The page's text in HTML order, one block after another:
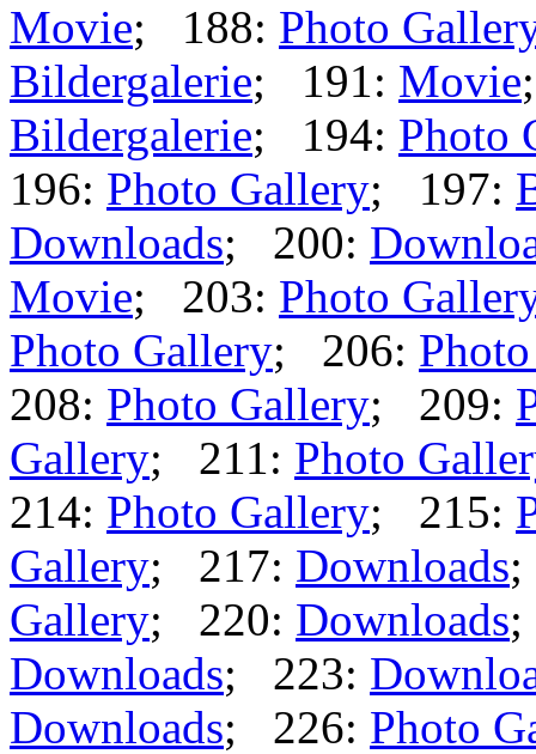
Movie; 188: Photo
Bildergalerie; 191: Movie
Bildergalerie; 194: Photo
196: Photo Gallery; 197:
Downloads; 200:
Movie; 203: Photo
Photo Gallery; 206:
208: Photo Gallery; 209:
Gallery; 211: Photo
214: Photo Gallery; 215:
Gallery; 217: Downloads
Gallery; 220: Downloads
Downloads; 223:
Downloads; 226: Photo